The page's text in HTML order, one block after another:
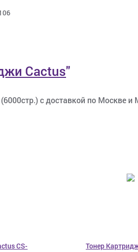
Cactus"
с доставкой по Москве
CS-
Тонер